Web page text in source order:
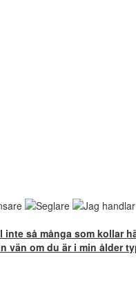
så många som kollar
vän om du är i min ålder